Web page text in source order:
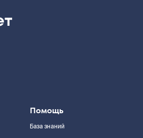
Помощь
База знаний